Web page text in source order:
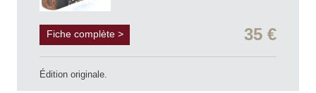
Fiche complète > 35 €
Édition originale.